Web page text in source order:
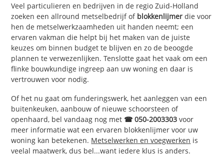
Veel particulieren en bedrijven in de regio Zuid-Holland
zoeken een allround metselbedrijf of blokkenlijmer die voor
hen de metselwerkzaamheden uit handen neemt; een
ervaren vakman die helpt bij het maken van de juiste
keuzes om binnen budget te blijven en zo de beoogde
plannen te verwezenlijken. Tenslotte gaat het vaak om een
flinke bouwkundige ingreep aan uw woning en daar is
vertrouwen voor nodig.
Of het nu gaat om funderingswerk, het aanleggen van een
buitenkeuken, aanbouw of nieuwe schoorsteen of
openhaard, bel vandaag nog met ☎ 050-2003303 voor
meer informatie wat een ervaren blokkenlijmer voor uw
woning kan betekenen. Metselwerken en voegwerken is
veelal maatwerk, dus bel...want iedere klus is anders.